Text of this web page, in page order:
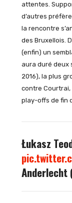
attentes.
d’autres
la rencontre
des Bruxellois.
(enfin) un
aura duré deux
2016), la plus
contre Courtrai,
play-offs de fin
Łukasz
Anderlecht